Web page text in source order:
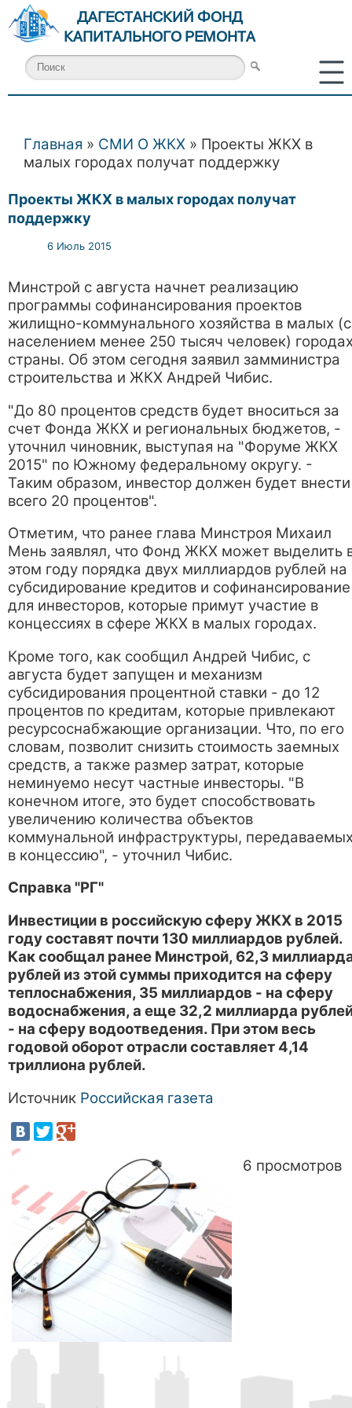
ДАГЕСТАНСКИЙ ФОНД
КАПИТАЛЬНОГО РЕМОНТА
Вы здесь
Главная » СМИ О ЖКХ » Проекты ЖКХ в
малых городах получат поддержку
Проекты ЖКХ в малых городах получат
поддержку
6 Июль 2015
Минстрой с августа начнет реализацию
программы софинансирования проектов
жилищно-коммунального хозяйства в малых (с
населением менее 250 тысяч человек)
страны. Об этом сегодня заявил замминистра
строительства и ЖКХ Андрей Чибис.
"До 80 процентов средств будет вноситься за
счет Фонда ЖКХ и региональных бюджетов, -
уточнил чиновник, выступая на "Форуме ЖКХ
2015" по Южному федеральному округу. -
Таким образом, инвестор должен будет внести
всего 20 процентов".
Отметим, что ранее глава Минстроя Михаил
Мень заявлял, что Фонд ЖКХ может выделить
этом году порядка двух миллиардов рублей на
субсидирование кредитов и софинансирование
для инвесторов, которые примут участие в
концессиях в сфере ЖКХ в малых городах.
Кроме того, как сообщил Андрей Чибис, с
августа будет запущен и механизм
субсидирования процентной ставки - до 12
процентов по кредитам, которые привлекают
ресурсоснабжающие организации. Что, по его
словам, позволит снизить стоимость заемных
средств, а также размер затрат, которые
неминуемо несут частные инвесторы. "В
конечном итоге, это будет способствовать
увеличению количества объектов
коммунальной инфраструктуры,
в концессию", - уточнил Чибис.
Справка "РГ"
Инвестиции в российскую сферу ЖКХ в 2015
году составят почти 130 миллиардов рублей.
Как сообщал ранее Минстрой, 62,3
рублей из этой суммы приходится на сферу
теплоснабжения, 35 миллиардов - на сферу
водоснабжения, а еще 32,2 миллиарда
- на сферу водоотведения. При этом весь
годовой оборот отрасли составляет 4,14
триллиона рублей.
Источник Российская газета
6 просмотров